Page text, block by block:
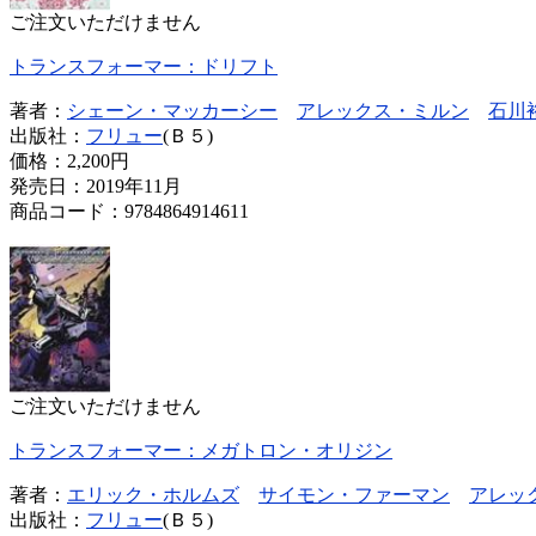
ご注文いただけません
トランスフォーマー：ドリフト
著者： シェーン・マッカーシー アレックス・ミルン
石川
出版社： フリュー(Ｂ５)
価格： 2,200円
発売日：2019年11月
商品コード：9784864914611
ご注文いただけません
トランスフォーマー：メガトロン・オリジン
著者： エリック・ホルムズ サイモン・ファーマン
アレッ
出版社： フリュー(Ｂ５)